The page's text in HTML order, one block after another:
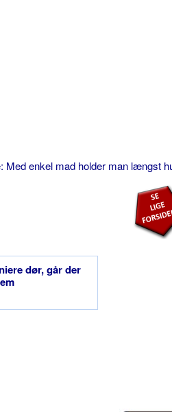
Med enkel mad holder man længst
dør, går der